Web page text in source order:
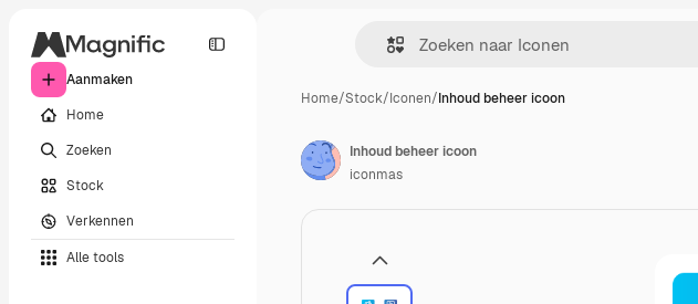
Aanmaken
Home
Zoeken
Stock
Verkennen
Alle tools
Home/Stock/Iconen/Inhoud beheer icoon
Inhoud beheer icoon
iconmas